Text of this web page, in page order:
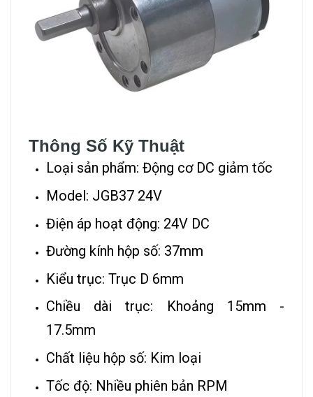
Thông Số Kỹ Thuật
Loại sản phẩm: Động cơ DC giảm tốc
Model: JGB37 24V
Điện áp hoạt động: 24V DC
Đường kính hộp số: 37mm
Kiểu trục: Trục D 6mm
Chiều dài trục: Khoảng 15mm -
17.5mm
Chất liệu hộp số: Kim loại
Tốc độ: Nhiều phiên bản RPM